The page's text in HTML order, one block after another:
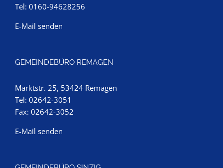
Tel: 0160-94628256
E-Mail senden
GEMEINDEBÜRO REMAGEN
Marktstr. 25, 53424 Remagen
Tel: 02642-3051
Fax: 02642-3052
E-Mail senden